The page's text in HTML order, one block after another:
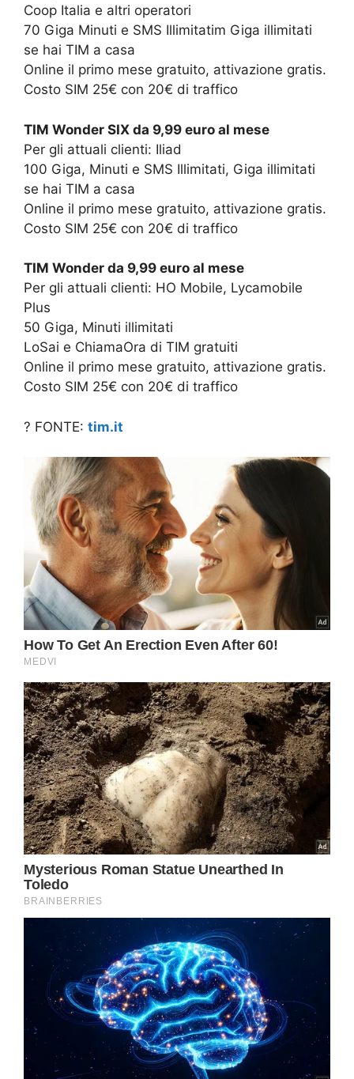
Coop Italia e altri operatori
70 Giga Minuti e SMS Illimitatim Giga illimitati
se hai TIM a casa
Online il primo mese gratuito, attivazione gratis.
Costo SIM 25€ con 20€ di traffico
TIM Wonder SIX da 9,99 euro al mese
Per gli attuali clienti: Iliad
100 Giga, Minuti e SMS Illimitati, Giga illimitati
se hai TIM a casa
Online il primo mese gratuito, attivazione gratis.
Costo SIM 25€ con 20€ di traffico
TIM Wonder da 9,99 euro al mese
Per gli attuali clienti: HO Mobile, Lycamobile
Plus
50 Giga, Minuti illimitati
LoSai e ChiamaOra di TIM gratuiti
Online il primo mese gratuito, attivazione gratis.
Costo SIM 25€ con 20€ di traffico
? FONTE: tim.it